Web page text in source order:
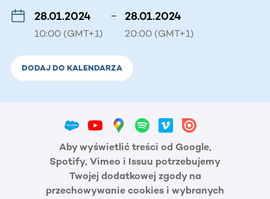
28.01.2024
10:00 (GMT+1)
– 28.01.2024
20:00 (GMT+1)
DODAJ DO KALENDARZA
Aby wyświetlić treści od Google,
Spotify, Vimeo i Issuu potrzebujemy
Twojej dodatkowej zgody na
przechowywanie cookies i wybranych